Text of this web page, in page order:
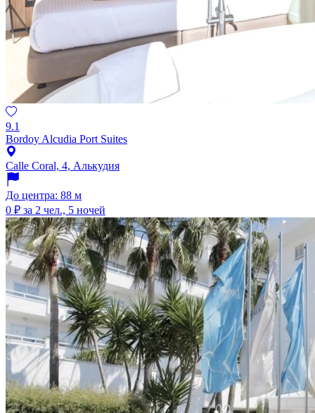
9.1
Bordoy Alcudia Port Suites
Calle Coral, 4, Алькудия
До центра: 88 м
0 ₽ за 2 чел., 5 ночей